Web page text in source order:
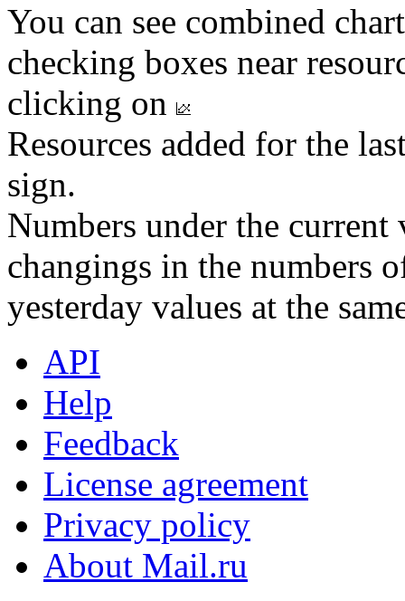
You can see combined
checking boxes near
clicking on
Resources added for the
sign.
Numbers under the
changings in the numbers
yesterday values at the
API
Help
Feedback
License agreement
Privacy policy
About Mail.ru